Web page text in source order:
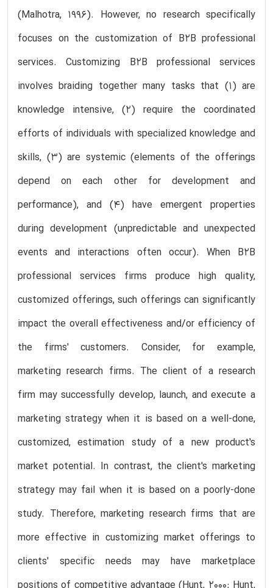
(Malhotra, 1996). However, no research specifically
focuses on the customization of B2B professional
services. Customizing B2B professional services
involves braiding together many tasks that (1) are
knowledge intensive, (2) require the coordinated
efforts of individuals with specialized knowledge and
skills, (3) are systemic (elements of the offerings
depend on each other for development and
performance), and (4) have emergent properties
during development (unpredictable and unexpected
events and interactions often occur). When B2B
professional services firms produce high quality,
customized offerings, such offerings can significantly
impact the overall effectiveness and/or efficiency of
the firms' customers. Consider, for example,
marketing research firms. The client of a research
firm may successfully develop, launch, and execute a
marketing strategy when it is based on a well-done,
customized, estimation study of a new product's
market potential. In contrast, the client's marketing
strategy may fail when it is based on a poorly-done
study. Therefore, marketing research firms that are
more effective in customizing market offerings to
clients' specific needs may have marketplace